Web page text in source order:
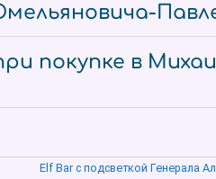
покупке в
Elf Bar с подсветкой Генерала